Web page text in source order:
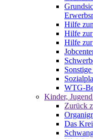
Hilfe
Hilfe
Hilfe
WTG-
Kinder,
Zurück
Das